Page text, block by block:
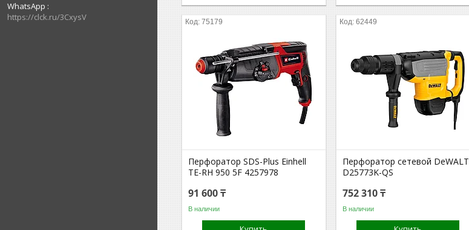
WhatsApp
https://clck.ru/3CxysV
75179
Перфоратор SDS-Plus Einhell
TE-RH 950 5F 4257978
91 600 ₸
В наличии
62449
Перфоратор сетевой DeWALT
D25773K-QS
752 310 ₸
В наличии